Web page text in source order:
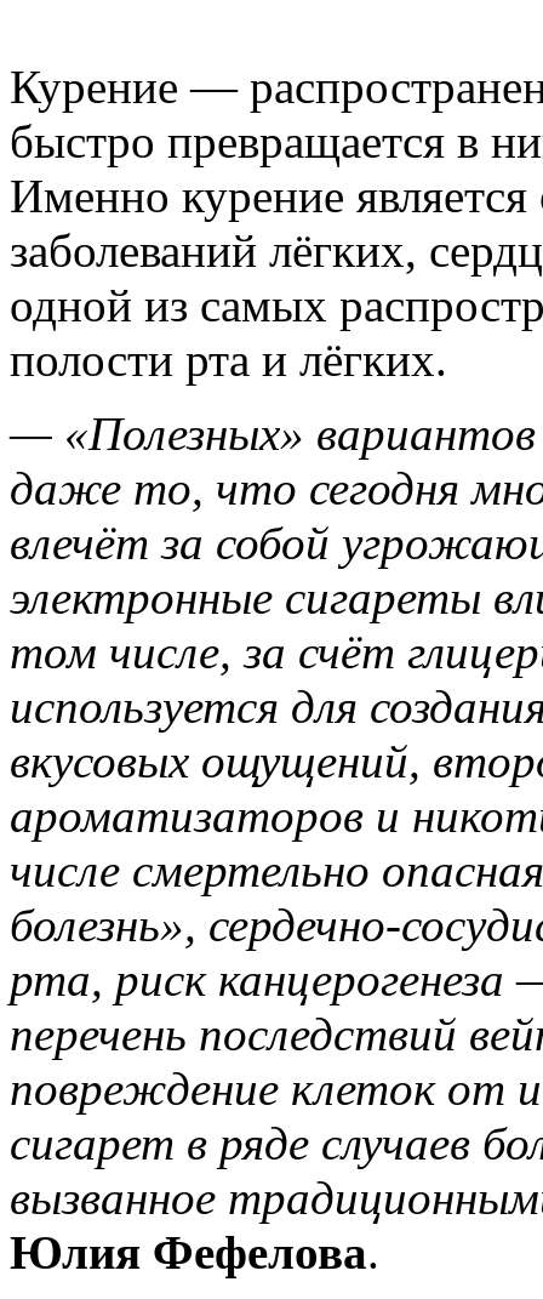
Курение —
быстро превращается в
Именно курение
заболеваний лёгких,
одной из самых
полости рта и лёгких.
— «Полезных»
даже то, что сегодня
влечёт за собой
электронные сигареты
том числе, за счёт
используется для
вкусовых ощущений,
ароматизаторов и
числе смертельно
болезнь», сердечно-
рта, риск
перечень последствий
повреждение клеток от
сигарет в ряде случаев
вызванное
Юлия Фефелова.